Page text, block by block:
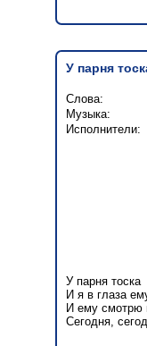
У парня
Слова:
Музыка:
Исполнители:
У парня тоска
И я в глаза
И ему смотрю
Сегодня,